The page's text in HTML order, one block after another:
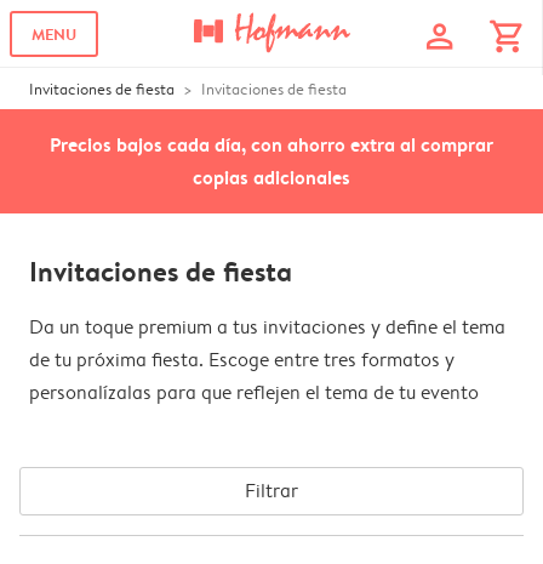
MENU profile shopping_cart
Invitaciones de fiesta Invitaciones de fiesta
Precios bajos cada día, con ahorro extra al comprar
copias adicionales
Invitaciones de fiesta
Da un toque premium a tus invitaciones y define el tema
de tu próxima fiesta. Escoge entre tres formatos y
personalízalas para que reflejen el tema de tu evento
Filtrar